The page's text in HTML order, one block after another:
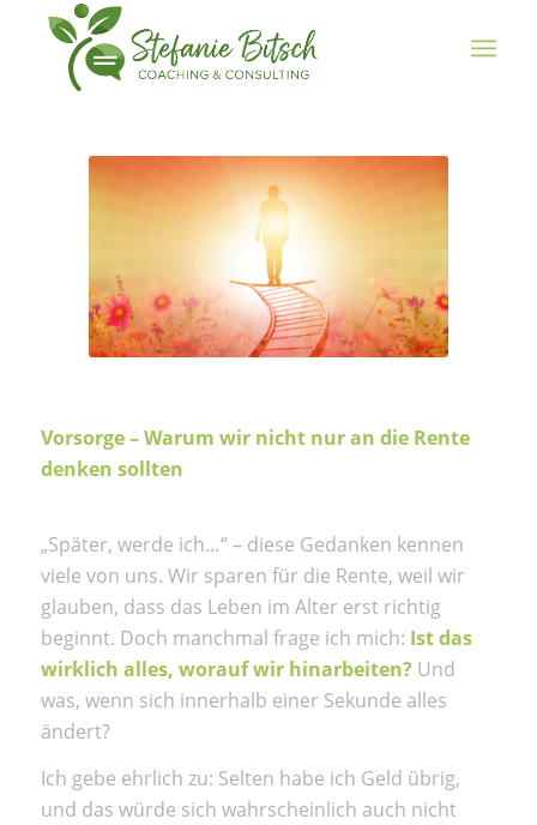
Vorsorge – Warum wir nicht nur an die Rente
denken sollten
„Später, werde ich…“ – diese Gedanken kennen
viele von uns. Wir sparen für die Rente, weil wir
glauben, dass das Leben im Alter erst richtig
beginnt. Doch manchmal frage ich mich: Ist das
wirklich alles, worauf wir hinarbeiten?Und
was, wenn sich innerhalb einer Sekunde alles
ändert?
Ich gebe ehrlich zu: Selten habe ich Geld übrig,
und das würde sich wahrscheinlich auch nicht